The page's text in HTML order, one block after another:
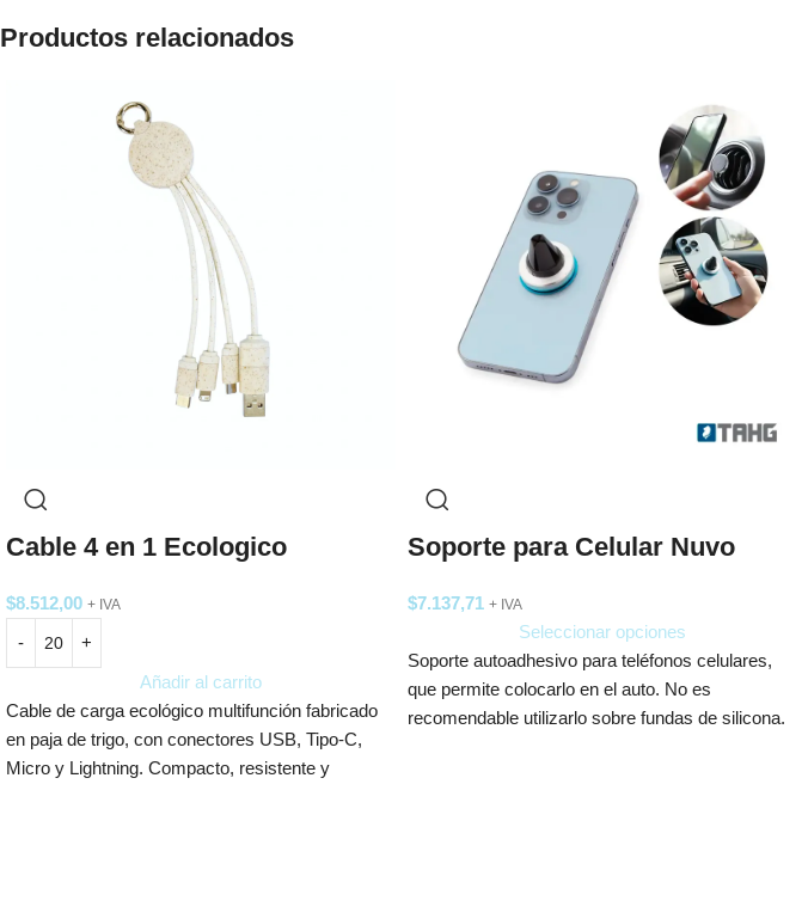
Productos relacionados
Cable 4 en 1 Ecologico
$8.512,00 + IVA
Añadir al carrito
Cable de carga ecológico multifunción fabricado
en paja de trigo, con conectores USB, Tipo-C,
Micro y Lightning. Compacto, resistente y
Soporte para Celular Nuvo
$7.137,71 + IVA
Seleccionar opciones
Soporte autoadhesivo para teléfonos celulares,
que permite colocarlo en el auto. No es
recomendable utilizarlo sobre fundas de silicona.